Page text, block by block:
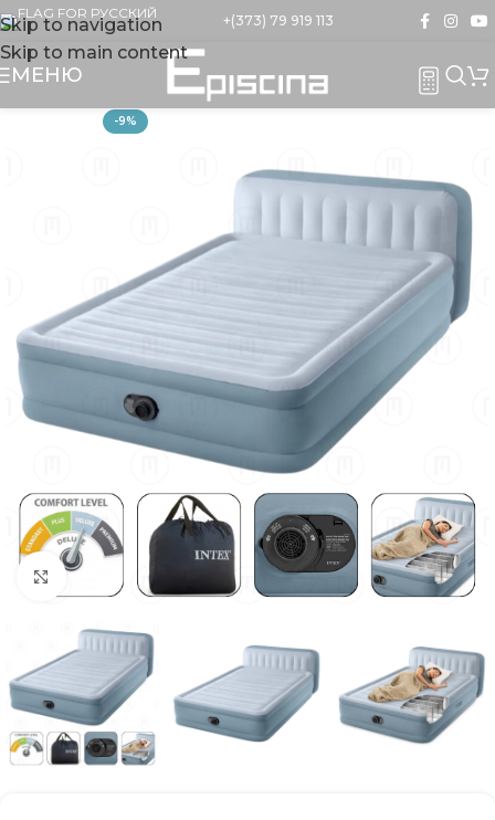
Skip to navigation
Skip to main content
+(373) 79 919 113
МЕНЮ
-9%
Click to enlarge